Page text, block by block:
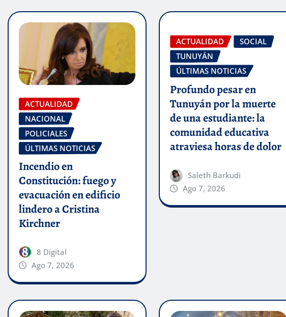
ACTUALIDAD
NACIONAL
POLICIALES
ÚLTIMAS NOTICIAS
Incendio en
Constitución: fuego y
evacuación en edificio
lindero a Cristina
Kirchner
8 Digital
Ago 7, 2026
ACTUALIDAD
SOCIAL
TUNUYÁN
ÚLTIMAS NOTICIAS
Profundo pesar en
Tunuyán por la muerte
de una estudiante: la
comunidad educativa
atraviesa horas de dolor
Saleth Barkudi
Ago 7, 2026